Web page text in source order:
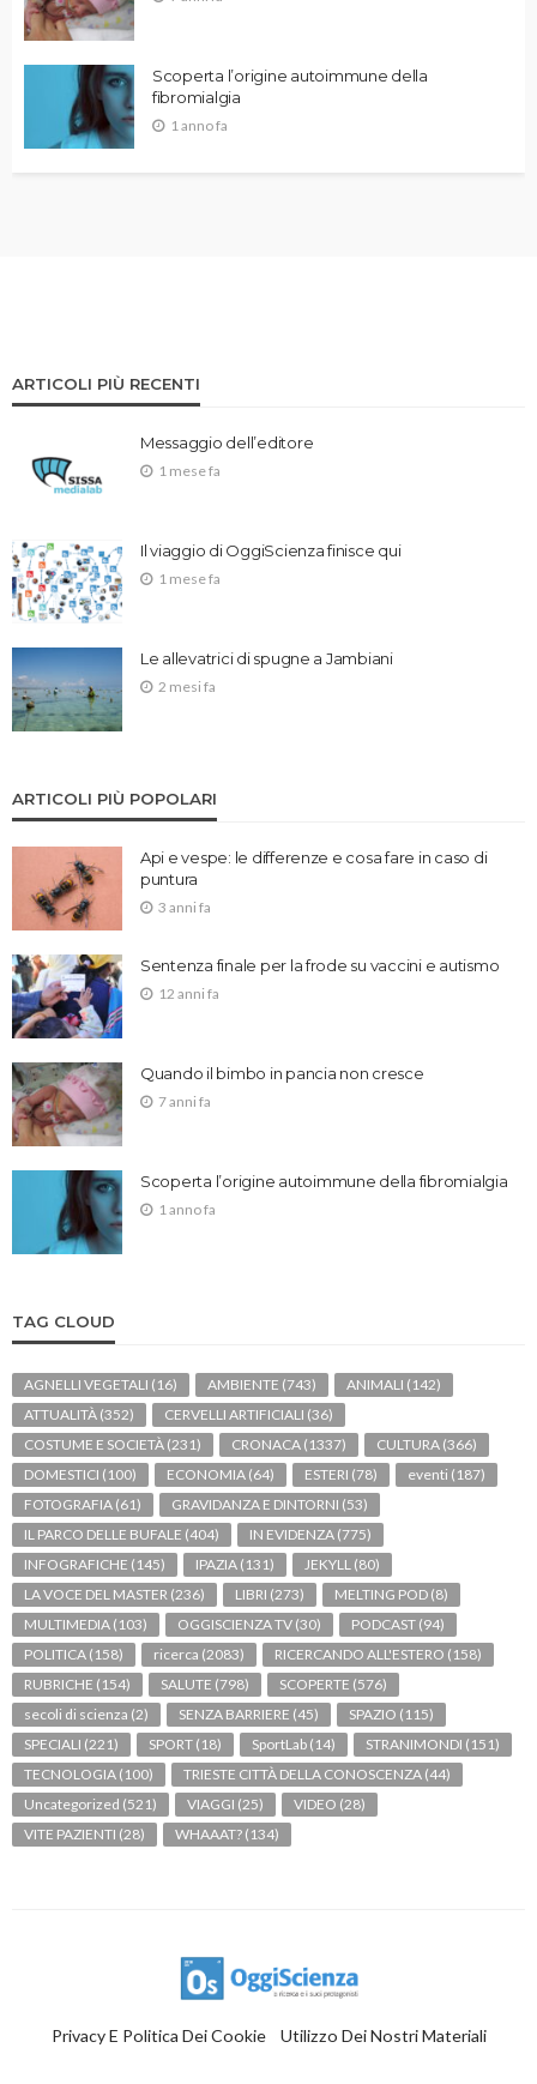
Scoperta l’origine autoimmune della
fibromialgia
1 anno fa
ARTICOLI PIÙ RECENTI
Messaggio dell’editore
1 mese fa
Il viaggio di OggiScienza finisce qui
1 mese fa
Le allevatrici di spugne a Jambiani
2 mesi fa
ARTICOLI PIÙ POPOLARI
Api e vespe: le differenze e cosa fare in caso di
puntura
3 anni fa
Sentenza finale per la frode su vaccini e autismo
12 anni fa
Quando il bimbo in pancia non cresce
7 anni fa
Scoperta l’origine autoimmune della fibromialgia
1 anno fa
TAG CLOUD
AGNELLI VEGETALI (16) AMBIENTE (743) ANIMALI (142)
ATTUALITÀ (352) CERVELLI ARTIFICIALI (36)
COSTUME E SOCIETÀ (231) CRONACA (1337) CULTURA (366)
DOMESTICI (100) ECONOMIA (64) ESTERI (78) eventi (187)
FOTOGRAFIA (61) GRAVIDANZA E DINTORNI (53)
IL PARCO DELLE BUFALE (404) IN EVIDENZA (775)
INFOGRAFICHE (145) IPAZIA (131) JEKYLL (80)
LA VOCE DEL MASTER (236) LIBRI (273) MELTING POD (8)
MULTIMEDIA (103) OGGISCIENZA TV (30) PODCAST (94)
POLITICA (158) ricerca (2083) RICERCANDO ALL'ESTERO (158)
RUBRICHE (154) SALUTE (798) SCOPERTE (576)
secoli di scienza (2) SENZA BARRIERE (45) SPAZIO (115)
SPECIALI (221) SPORT (18) SportLab (14) STRANIMONDI (151)
TECNOLOGIA (100) TRIESTE CITTÀ DELLA CONOSCENZA (44)
Uncategorized (521) VIAGGI (25) VIDEO (28)
VITE PAZIENTI (28) WHAAAT? (134)
Privacy E Politica Dei Cookie Utilizzo Dei Nostri Materiali